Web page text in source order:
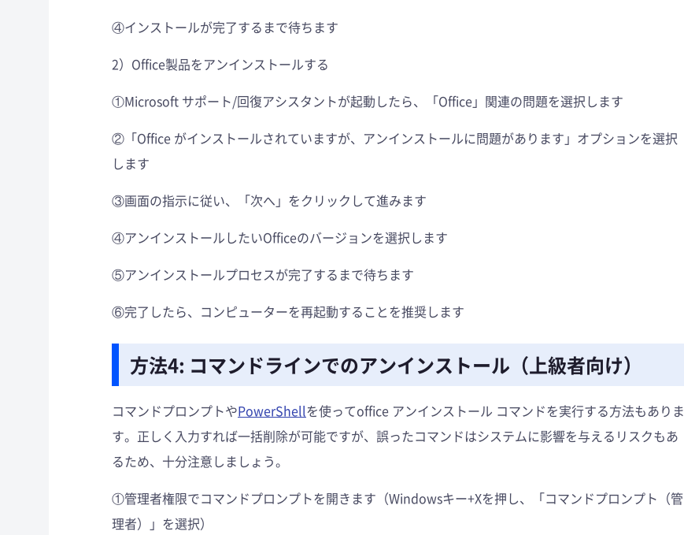
④インストールが完了するまで待ちます
2）Office製品をアンインストールする
①Microsoft サポート/回復アシスタントが起動したら、「Office」関連の問題を選択します
②「Office がインストールされていますが、アンインストールに問題があります」オプションを選択
します
③画面の指示に従い、「次へ」をクリックして進みます
④アンインストールしたいOfficeのバージョンを選択します
⑤アンインストールプロセスが完了するまで待ちます
⑥完了したら、コンピューターを再起動することを推奨します
方法4: コマンドラインでのアンインストール（上級者向け）
コマンドプロンプトやPowerShellを使ってoffice アンインストール コマンドを実行する方法もありま
す。正しく入力すれば一括削除が可能ですが、誤ったコマンドはシステムに影響を与えるリスクもあ
るため、十分注意しましょう。
①管理者権限でコマンドプロンプトを開きます（Windowsキー+Xを押し、「コマンドプロンプト（管
理者）」を選択）